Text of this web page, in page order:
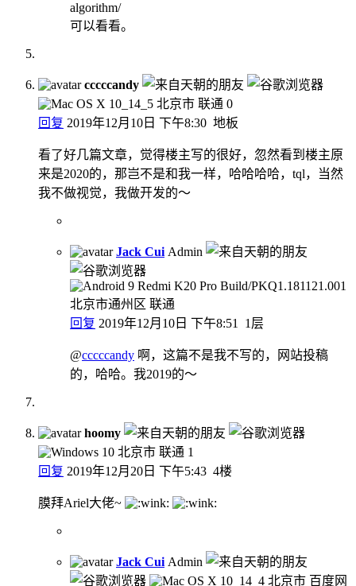
algorithm/
可以看看。
cccccandy
北京市 联通 0
回复 2019年12月10日 下午8:30 地板
看了好几篇文章，觉得楼主写的很好，忽然看到楼主原
来是2020的，那岂不是和我一样，哈哈哈哈，tql，当然
我不做视觉，我做开发的～
Jack Cui Admin
北京市通州区 联通
回复 2019年12月10日 下午8:51 1层
@cccccandy 啊，这篇不是我不写的，网站投稿
的，哈哈。我2019的～
hoomy
北京市 联通 1
回复 2019年12月20日 下午5:43 4楼
膜拜Ariel大佬~
Jack Cui Admin
北京市 百度网